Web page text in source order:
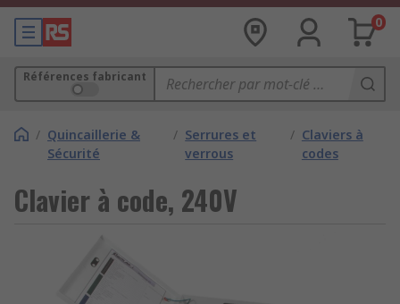
0
Références fabricant
/ Quincaillerie &
Sécurité
/ Serrures et
verrous
/ Claviers à
codes
Clavier à code, 240V